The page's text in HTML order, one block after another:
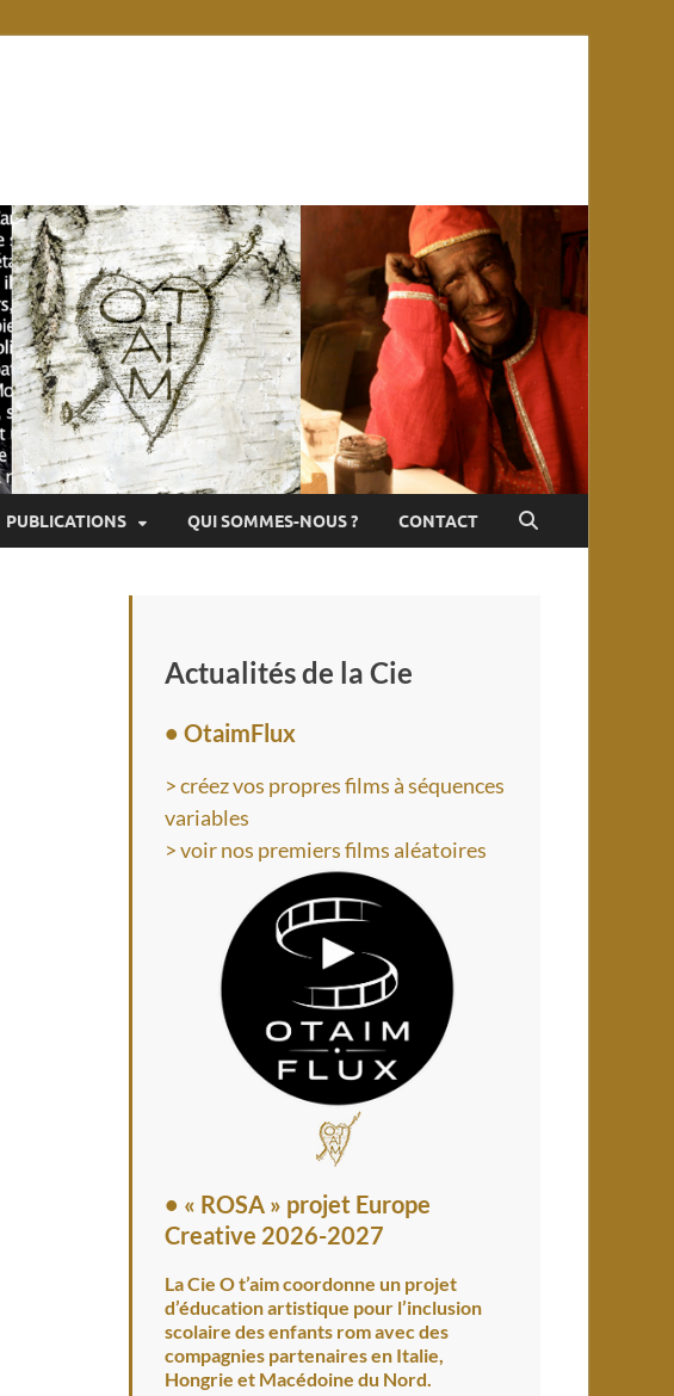
PUBLICATIONS QUI SOMMES-NOUS ? CONTACT
Actualités de la Cie
• OtaimFlux
> créez vos propres films à séquences
variables
> voir nos premiers films aléatoires
• « ROSA » projet Europe
Creative 2026-2027
La Cie O t’aim coordonne un projet
d’éducation artistique pour l’inclusion
scolaire des enfants rom avec des
compagnies partenaires en Italie,
Hongrie et Macédoine du Nord.